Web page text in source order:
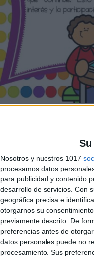
Nosotros y nuestros 1017
procesamos datos
para publicidad y contenido
desarrollo de servicios. Con
geográfica precisa e
otorgarnos su
previamente descrito. De
preferencias antes de
datos personales puede no
procesamiento. Sus